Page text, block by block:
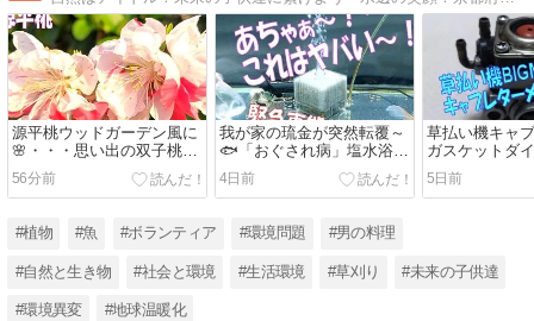
源平桃ウッドガーデン風に
🌸・・・思い出の双子桃の
花＆🍃バジル炒飯＆慰労金
56分前
我が家の琉金が突然転覆～
🐟「おぐされ病」塩水浴よ
り薬よりとにかく🪸「頻繁
に水交換が命」！
4日前
草払い機キャ
ガスケットダ
番を間違えな
を・・・BIGM
5日前
#植物 #魚 #ボランティア #環境問題 #男の料理
#自然と生き物 #社会と環境 #生活環境 #草刈り #未来の子供達
#環境異変 #地球温暖化